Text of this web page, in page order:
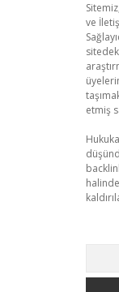
ve
etmiş